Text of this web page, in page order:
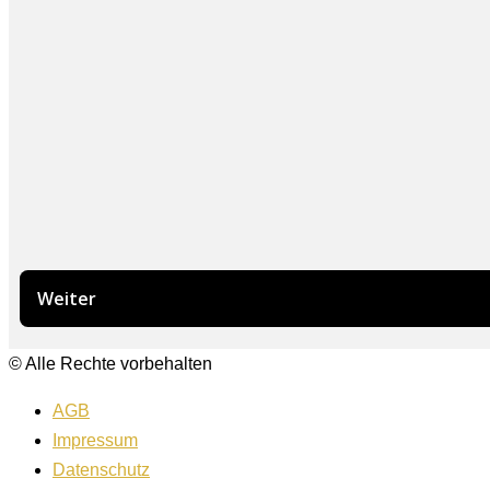
© Alle Rechte vorbehalten
AGB
Impressum
Datenschutz